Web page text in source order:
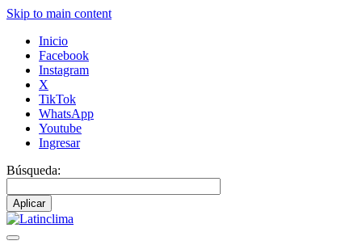
Skip to main content
Inicio
Facebook
Instagram
X
TikTok
WhatsApp
Youtube
Ingresar
Búsqueda: